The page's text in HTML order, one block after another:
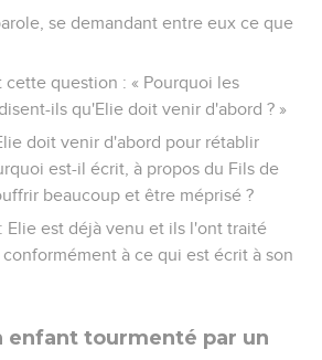
se demandant entre eux ce que
cette question : « Pourquoi les
ils qu'Elie doit venir d'abord ? »
doit venir d'abord pour rétablir
est-il écrit, à propos du Fils de
beaucoup et être méprisé ?
Elie est déjà venu et ils l'ont traité
à ce qui est écrit à son
enfant tourmenté par un